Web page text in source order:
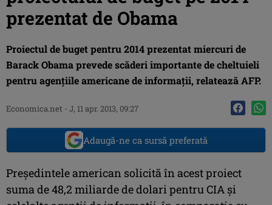
prezentat de Obama
Proiectul de buget pentru 2014 prezentat miercuri de
Barack Obama prevede scăderi importante de cheltuieli
pentru agenţiile americane de informaţii, relatează AFP.
Economica.net - J, 11 apr. 2013, 09:27
Adaugă-ne ca sursă preferată
Preşedintele american solicită în acest proiect
suma de 48,2 miliarde de dolari pentru CIA şi